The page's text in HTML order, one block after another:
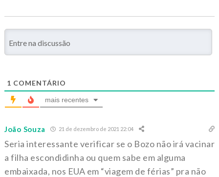
1 COMENTÁRIO
mais recentes
João Souza 21 de dezembro de 2021 22:04
Seria interessante verificar se o Bozo não irá vacinar
a filha escondidinha ou quem sabe em alguma
embaixada, nos EUA em “viagem de férias” pra não